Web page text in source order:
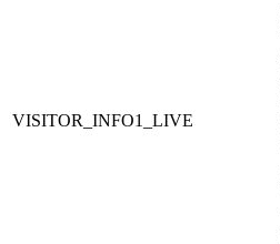
VISITOR_INFO1_LIVE